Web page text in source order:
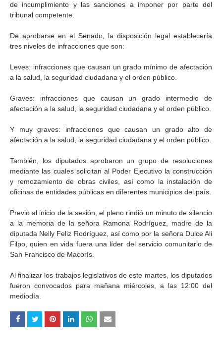
de incumplimiento y las sanciones a imponer por parte del
tribunal competente.
De aprobarse en el Senado, la disposición legal establecería
tres niveles de infracciones que son:
Leves: infracciones que causan un grado mínimo de afectación
a la salud, la seguridad ciudadana y el orden público.
Graves: infracciones que causan un grado intermedio de
afectación a la salud, la seguridad ciudadana y el orden público.
Y muy graves: infracciones que causan un grado alto de
afectación a la salud, la seguridad ciudadana y el orden público.
También, los diputados aprobaron un grupo de resoluciones
mediante las cuales solicitan al Poder Ejecutivo la construcción
y remozamiento de obras civiles, así como la instalación de
oficinas de entidades públicas en diferentes municipios del país.
Previo al inicio de la sesión, el pleno rindió un minuto de silencio
a la memoria de la señora Ramona Rodríguez, madre de la
diputada Nelly Feliz Rodríguez, así como por la señora Dulce Ali
Filpo, quien en vida fuera una líder del servicio comunitario de
San Francisco de Macorís.
Al finalizar los trabajos legislativos de este martes, los diputados
fueron convocados para mañana miércoles, a las 12:00 del
mediodía.